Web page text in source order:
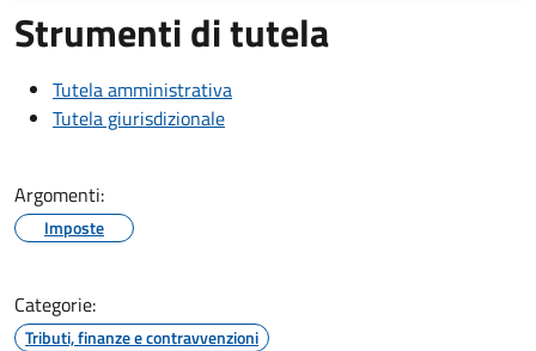
Strumenti di tutela
Tutela amministrativa
Tutela giurisdizionale
Argomenti:
Imposte
Categorie:
Tributi, finanze e contravvenzioni